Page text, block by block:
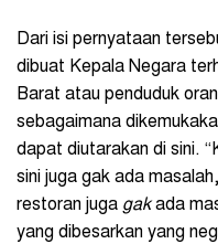
Dari isi pernyataan
dibuat Kepala Negara
Barat atau penduduk
sebagaimana
dapat diutarakan di sini.
sini juga gak ada
restoran juga gakada
yang dibesarkan yang